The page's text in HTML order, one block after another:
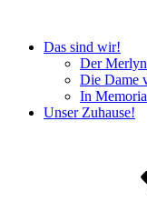
Das sind wir!
Der
Die Dame
In
Unser Zuhause!